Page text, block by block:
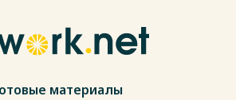
материалы